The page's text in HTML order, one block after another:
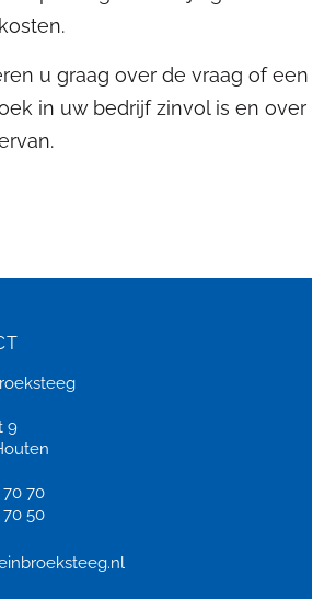
u graag over de vraag of een
in uw bedrijf zinvol is en over
9
70
70 50